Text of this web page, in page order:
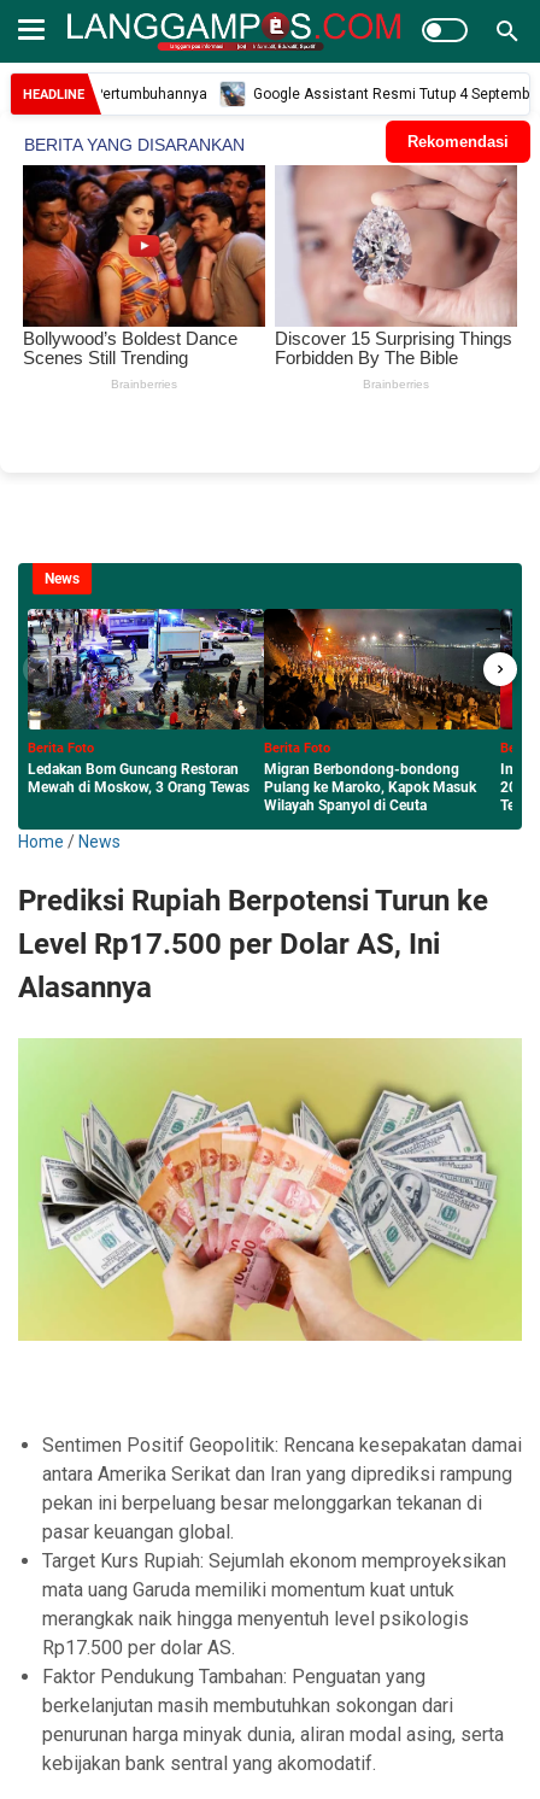
HEADLINE
Pertumbuhannya Google Assistant Resmi Tutup 4 September 2026 Ini
Rekomendasi
News
Berita Foto
Migran Berbondong-bondong
Pulang ke Maroko, Kapok Masuk
Berita Foto
Inilah Sumenep Maharaya Festival
2026 Panggung Tari Jalan Raya
Terpanjang
Berita
Home / News
Prediksi Rupiah Berpotensi Turun ke
Level Rp17.500 per Dolar AS, Ini
Alasannya
Sentimen Positif Geopolitik: Rencana kesepakatan damai
antara Amerika Serikat dan Iran yang diprediksi rampung
pekan ini berpeluang besar melonggarkan tekanan di
pasar keuangan global.
Target Kurs Rupiah: Sejumlah ekonom memproyeksikan
mata uang Garuda memiliki momentum kuat untuk
merangkak naik hingga menyentuh level psikologis
Rp17.500 per dolar AS.
Faktor Pendukung Tambahan: Penguatan yang
berkelanjutan masih membutuhkan sokongan dari
penurunan harga minyak dunia, aliran modal asing, serta
kebijakan bank sentral yang akomodatif.